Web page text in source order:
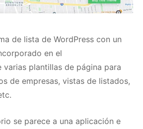
de lista de WordPress con un
en el
varias plantillas de página para
de empresas, vistas de listados,
se parece a una aplicación e